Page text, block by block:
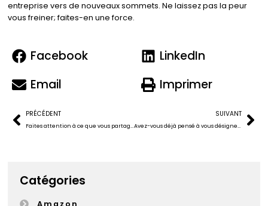
entreprise vers de nouveaux sommets. Ne laissez pas la peur
vous freiner; faites-en une force.
Facebook
LinkedIn
Email
Imprimer
PRÉCÉDENT
Faites attention à ce que vous partagez sur les plateformes d’IA comme ChatGPT
SUIVANT
Avez-vous déjà pensé à vous désigner un héritier numérique ?
Catégories
Amazon